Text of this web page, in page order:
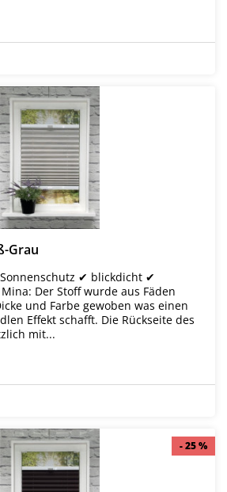
Grau
✔ blickdicht ✔
Der Stoff wurde aus Fäden
und Farbe gewoben was einen
Effekt schafft. Die Rückseite des
mit...
- 25 %
- 25 %